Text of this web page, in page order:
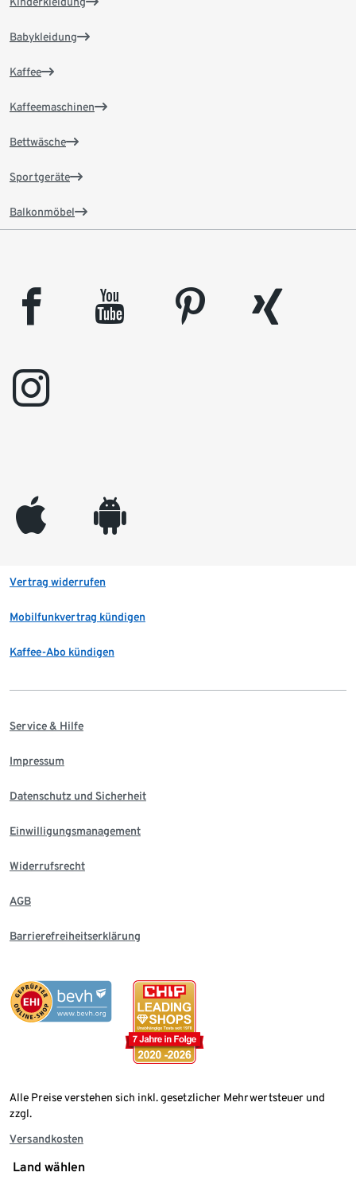
Babykleidung
Kaffee
Kaffeemaschinen
Bettwäsche
Sportgeräte
Balkonmöbel
facebook youtube pinterest
xing
instagram
appleinc android
Vertrag widerrufen
Mobilfunkvertrag kündigen
Kaffee-Abo kündigen
Service & Hilfe
Impressum
Datenschutz und Sicherheit
Einwilligungsmanagement
Widerrufsrecht
AGB
Barrierefreiheitserklärung
Alle Preise verstehen sich inkl. gesetzlicher Mehrwertsteuer und
zzgl.
Versandkosten
Land wählen